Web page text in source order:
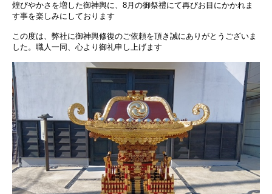
煌びやかさを増した御神輿に、8月の御祭禮にて再びお目にかかれま
す事を楽しみにしております
この度は、弊社に御神輿修復のご依頼を頂き誠にありがとうございま
した。職人一同、心より御礼申し上げます